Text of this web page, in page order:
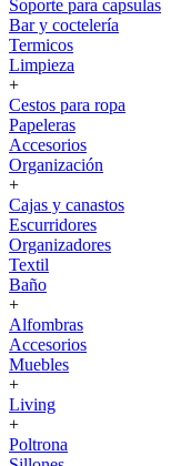
Soporte para capsulas
Bar y coctelería
Termicos
Limpieza
+
Cestos para ropa
Papeleras
Accesorios
Organización
+
Cajas y canastos
Escurridores
Organizadores
Textil
Baño
+
Alfombras
Accesorios
Muebles
+
Living
+
Poltrona